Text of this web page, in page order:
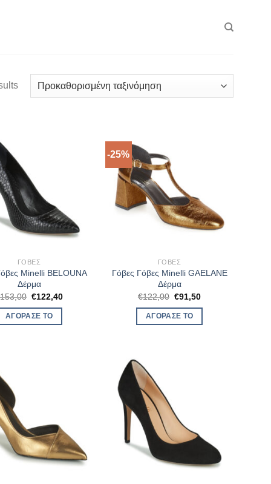
ΓΌΒΕΣ
Minelli BELOUNA
Δέρμα
153,00 Original
was:
€153,00.
€122,40Η
ΑΓΌΡΑΣΈ ΤΟ
-25%
ΓΌΒΕΣ
Γόβες Γόβες Minelli GAELANE
Δέρμα
€122,00 Original
was:
€122,00.
€91,50Η
ΑΓΌΡΑΣΈ ΤΟ